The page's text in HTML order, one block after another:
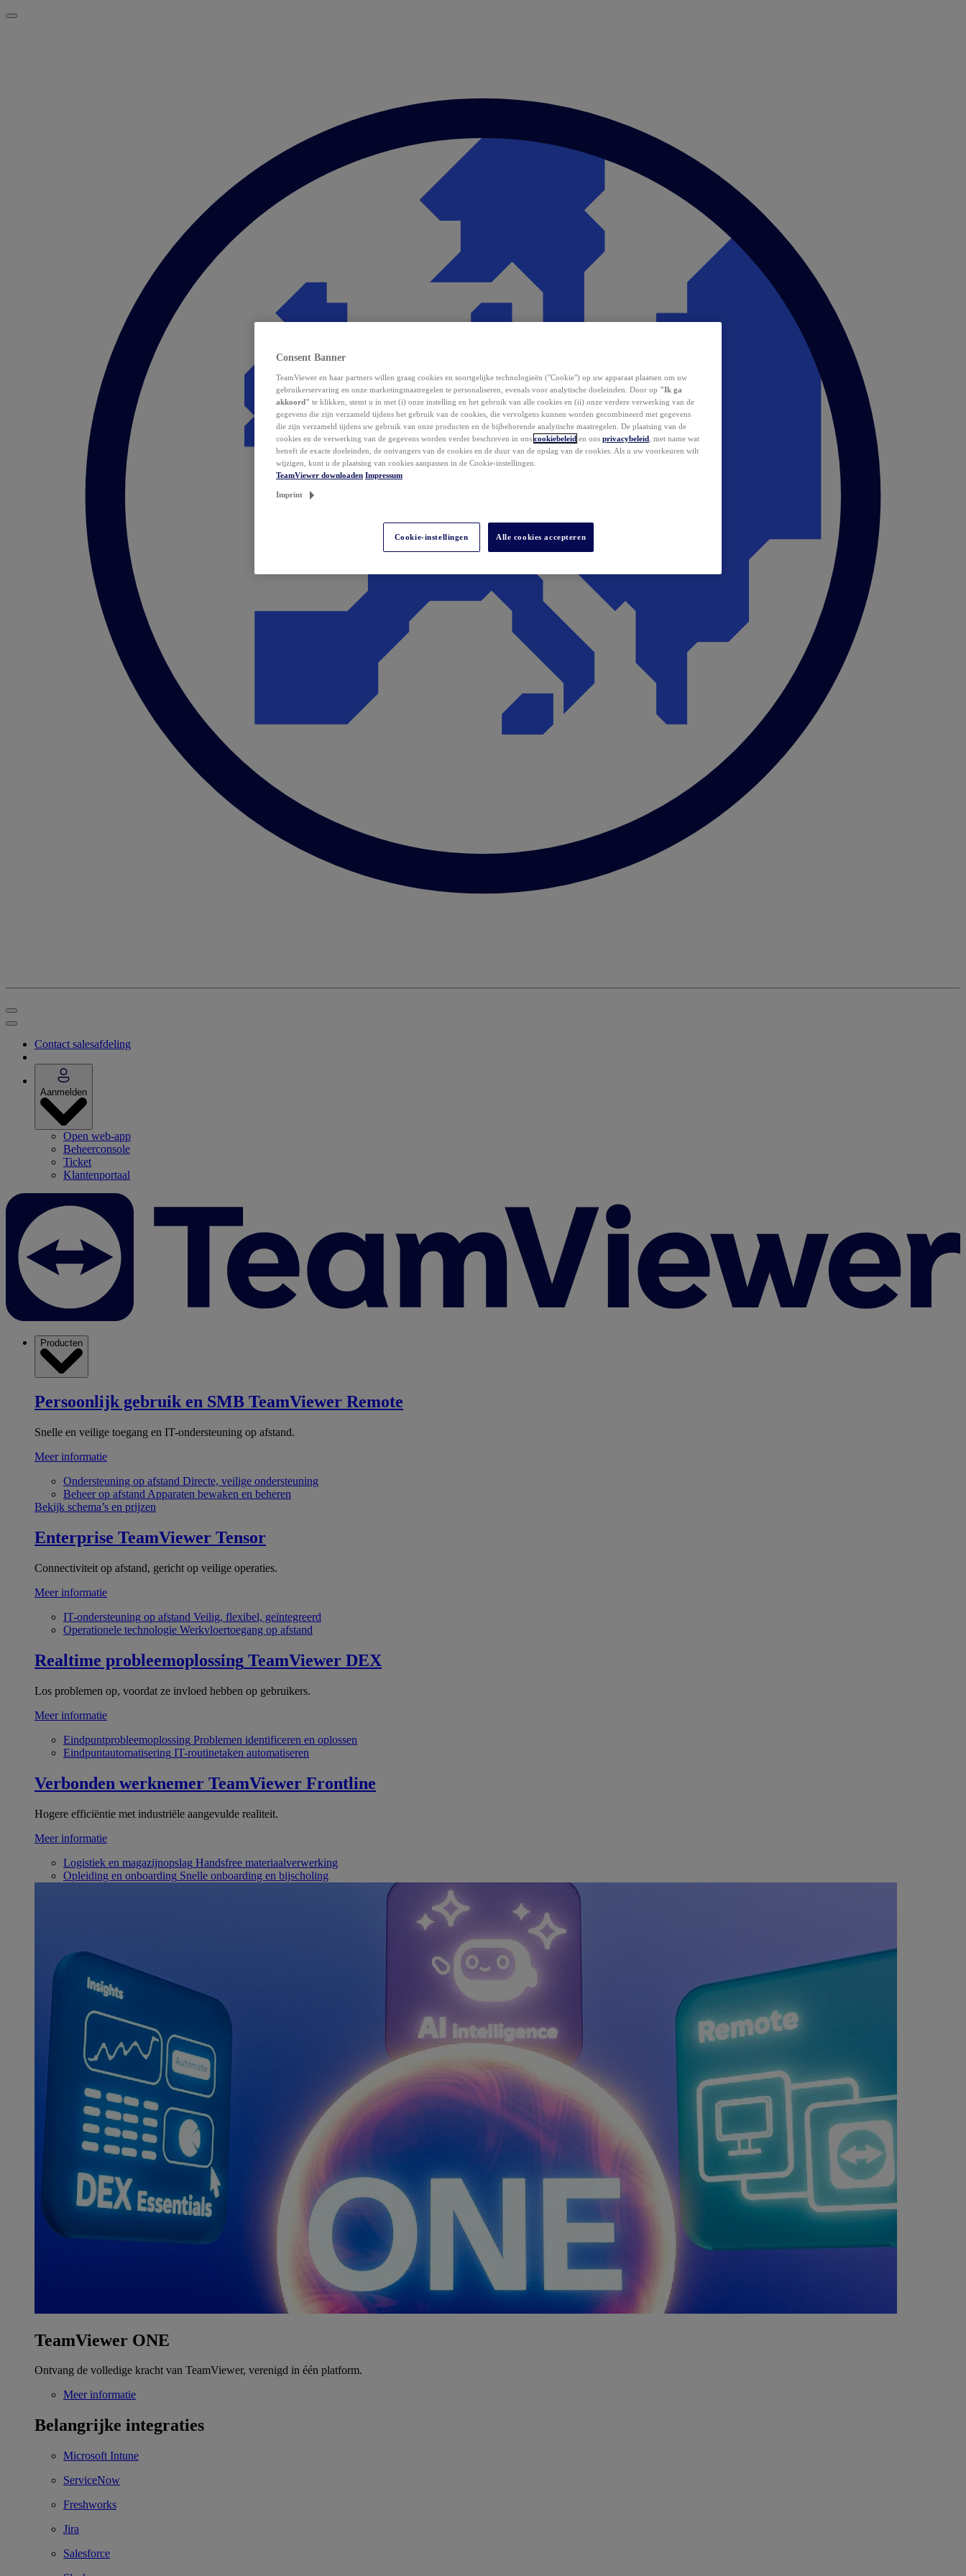
Contact salesafdeling
Aanmelden
Open web-app
Beheerconsole
Ticket
Klantenportaal
Producten
Persoonlijk gebruik en SMB TeamViewer Remote
Snelle en veilige toegang en IT-ondersteuning op afstand.
Meer informatie
Ondersteuning op afstand Directe, veilige ondersteuning
Beheer op afstand Apparaten bewaken en beheren
Bekijk schema’s en prijzen
Enterprise TeamViewer Tensor
Connectiviteit op afstand, gericht op veilige operaties.
Meer informatie
IT-ondersteuning op afstand Veilig, flexibel, geïntegreerd
Operationele technologie Werkvloertoegang op afstand
Realtime probleemoplossing TeamViewer DEX
Los problemen op, voordat ze invloed hebben op gebruikers.
Meer informatie
Eindpuntprobleemoplossing Problemen identificeren en oplossen
Eindpuntautomatisering IT-routinetaken automatiseren
Verbonden werknemer TeamViewer Frontline
Hogere efficiëntie met industriële aangevulde realiteit.
Meer informatie
Logistiek en magazijnopslag Handsfree materiaalverwerking
Opleiding en onboarding Snelle onboarding en bijscholing
TeamViewer ONE
Ontvang de volledige kracht van TeamViewer, verenigd in één platform.
Meer informatie
Belangrijke integraties
Microsoft Intune
ServiceNow
Freshworks
Jira
Salesforce
Consent Banner
TeamViewer en haar partners willen graag cookies en soortgelijke technologieën ("Cookie") op uw apparaat plaatsen om uw
gebruikerservaring en onze marketingmaatregelen te personaliseren, evenals voor analytische doeleinden. Door op "Ik ga
akkoord" te klikken, stemt u in met (i) onze instelling en het gebruik van alle cookies en (ii) onze verdere verwerking van de
gegevens die zijn verzameld tijdens het gebruik van de cookies, die vervolgens kunnen worden gecombineerd met gegevens
die zijn verzameld tijdens uw gebruik van onze producten en de bijbehorende analytische maatregelen. De plaatsing van de
cookies en de verwerking van de gegevens worden verder beschreven in ons cookiebeleid en ons privacybeleid , met name wat
betreft de exacte doeleinden, de ontvangers van de cookies en de duur van de opslag van de cookies. Als u uw voorkeuren wilt
wijzigen, kunt u de plaatsing van cookies aanpassen in de Cookie-instellingen.
TeamViewer downloaden Impressum
Imprint
Cookie-instellingen Alle cookies accepteren